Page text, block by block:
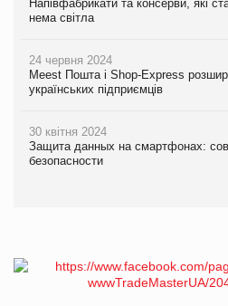
Напівфабрикати та консерви, які
нема світла
24 червня 2024
Meest Пошта і Shop-Express
українських підприємців
30 квітня 2024
Защита данных на смартфонах:
безопасности